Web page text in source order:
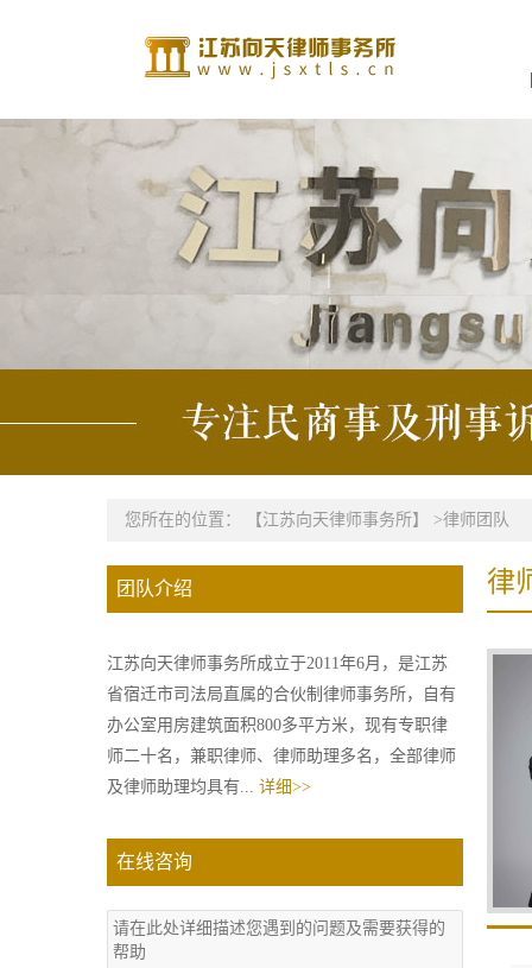
您所在的位置： 【江苏向天律师事务所】 >律师团队
团队介绍
江苏向天律师事务所成立于2011年6月，是江苏
省宿迁市司法局直属的合伙制律师事务所，自有
办公室用房建筑面积800多平方米，现有专职律
师二十名，兼职律师、律师助理多名，全部律师
及律师助理均具有... 详细>>
在线咨询
律